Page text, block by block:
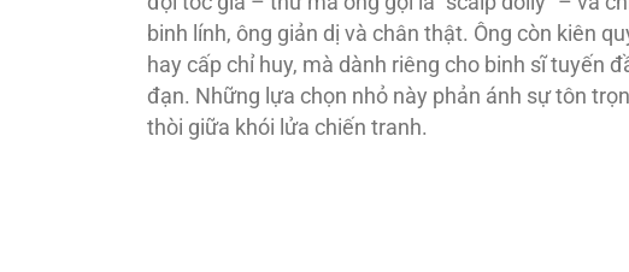
binh lính, ông giản dị và chân thật. Ông còn kiên
hay cấp chỉ huy, mà dành riêng cho binh sĩ tuyến
đạn. Những lựa chọn nhỏ này phản ánh sự tôn
thòi giữa khói lửa chiến tranh.